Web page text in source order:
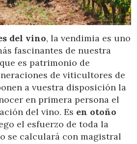
ES EN FR
del vino, la vendimia es uno
fascinantes de nuestra
es patrimonio de
de viticultores de
a vuestra disposición la
en primera persona el
del vino. Es en otoño
el esfuerzo de toda la
se calculará con magistral